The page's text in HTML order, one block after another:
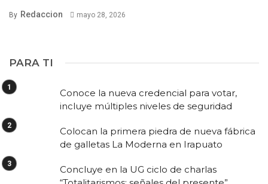
By Redaccion mayo 28, 2026
PARA TI
Conoce la nueva credencial para votar,
incluye múltiples niveles de seguridad
Colocan la primera piedra de nueva fábrica
de galletas La Moderna en Irapuato
Concluye en la UG ciclo de charlas